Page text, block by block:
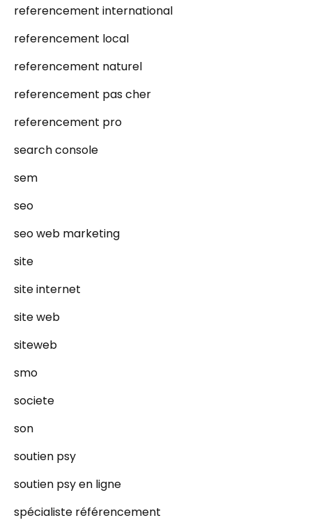
referencement international
referencement local
referencement naturel
referencement pas cher
referencement pro
search console
sem
seo
seo web marketing
site
site internet
site web
siteweb
smo
societe
son
soutien psy
soutien psy en ligne
spécialiste référencement